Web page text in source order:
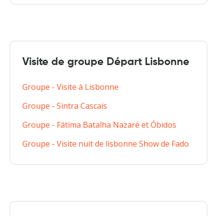
Visite de groupe Départ Lisbonne
Groupe - Visite à Lisbonne
Groupe - Sintra Cascais
Groupe - Fátima Batalha Nazaré et Óbidos
Groupe - Visite nuit de lisbonne Show de Fado